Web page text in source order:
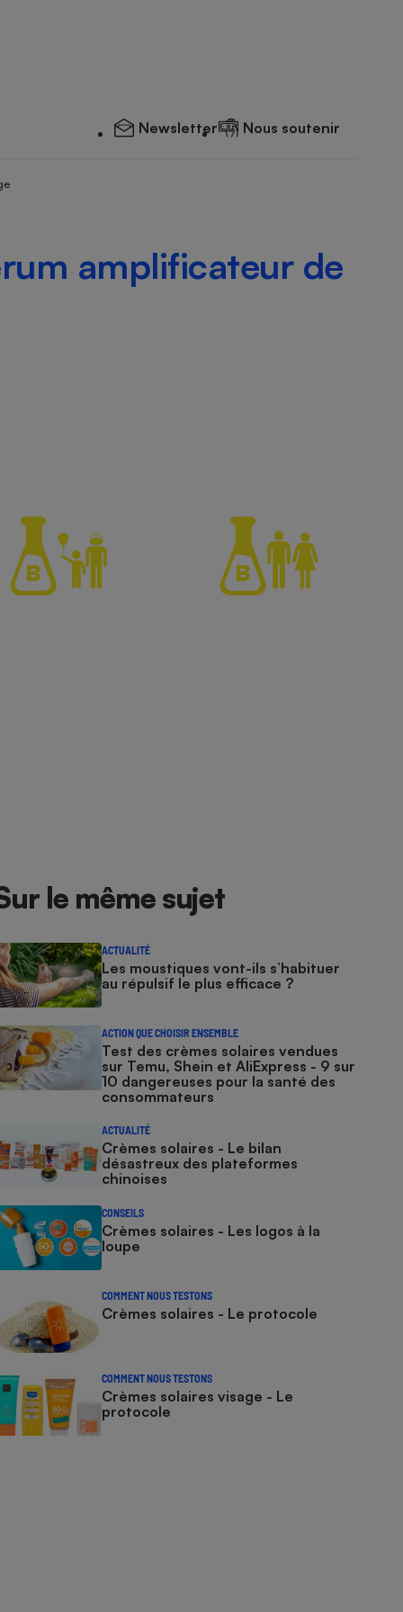
Newsletter Nous soutenir
amplificateur de
le même sujet
ACTUALITÉ
Les moustiques vont-ils s’habituer
au répulsif le plus efficace ?
ACTION QUE CHOISIR ENSEMBLE
Test des crèmes solaires vendues
sur Temu, Shein et AliExpress - 9 sur
10 dangereuses pour la santé des
consommateurs
ACTUALITÉ
Crèmes solaires - Le bilan
désastreux des plateformes
chinoises
CONSEILS
Crèmes solaires - Les logos à la
loupe
COMMENT NOUS TESTONS
Crèmes solaires - Le protocole
COMMENT NOUS TESTONS
Crèmes solaires visage - Le
protocole